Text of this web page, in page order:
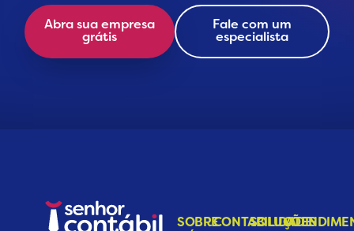
Abra sua empresa
grátis
Fale com um
especialista
SOBRECONTABILIDADE
SOLUÇÕES